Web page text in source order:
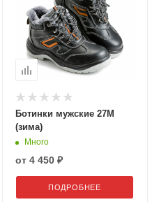
Ботинки мужские 27М
(зима)
Много
от 4 450 ₽
ПОДРОБНЕЕ